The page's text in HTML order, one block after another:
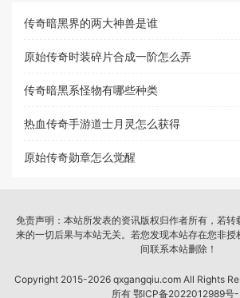
传奇暗黑界的两大神兽是谁
原始传奇时装碎片合成一阶怎么弄
传奇暗黑系怪物有哪些种类
热血传奇手游道士月灵怎么获得
原始传奇勋章怎么觉醒
免责声明：本站所发表的资讯版权归作者所有，若
来的一切后果与本站无关。若您发现本站存在您非
间联系本站删除！
Copyright 2015-2026 qxgangqiu.com All Rights
所有 鄂ICP备2022012989号